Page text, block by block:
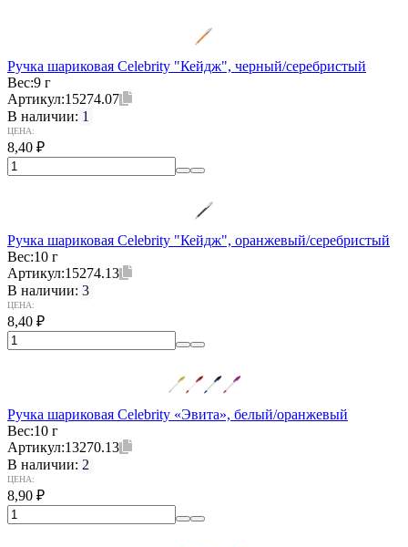
Ручка шариковая Celebrity "Кейдж", черный/серебристый
Вес:9 г
Артикул:15274.07
В наличии: 1
ЦЕНА:
8,40 ₽
Ручка шариковая Celebrity "Кейдж", оранжевый/серебристый
Вес:10 г
Артикул:15274.13
В наличии: 3
ЦЕНА:
8,40 ₽
Ручка шариковая Celebrity «Эвита», белый/оранжевый
Вес:10 г
Артикул:13270.13
В наличии: 2
ЦЕНА:
8,90 ₽